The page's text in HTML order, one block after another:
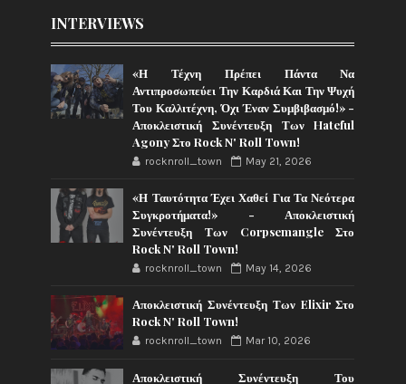
INTERVIEWS
«Η Τέχνη Πρέπει Πάντα Να
Αντιπροσωπεύει Την Καρδιά Και Την Ψυχή
Του Καλλιτέχνη, Όχι Έναν Συμβιβασμό!» -
Αποκλειστική Συνέντευξη Των Hateful
Agony Στο Rock N' Roll Town!
rocknroll_town May 21, 2026
«Η Ταυτότητα Έχει Χαθεί Για Τα Νεότερα
Συγκροτήματα!» - Αποκλειστική
Συνέντευξη Των Corpsemangle Στο
Rock N' Roll Town!
rocknroll_town May 14, 2026
Αποκλειστική Συνέντευξη Των Elixir Στο
Rock N' Roll Town!
rocknroll_town Mar 10, 2026
Αποκλειστική Συνέντευξη Του